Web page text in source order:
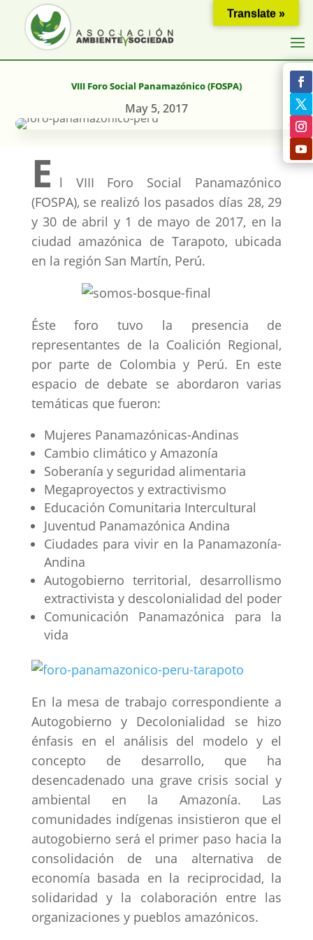
VIII Foro Social Panamazónico (FOSPA)
May 5, 2017
E l VIII Foro Social Panamazónico
(FOSPA), se realizó los pasados días 28, 29
y 30 de abril y 1 de mayo de 2017, en la
ciudad amazónica de Tarapoto, ubicada
en la región San Martín, Perú.
Éste foro tuvo la presencia de
representantes de la Coalición Regional,
por parte de Colombia y Perú. En este
espacio de debate se abordaron varias
temáticas que fueron:
Mujeres Panamazónicas-Andinas
Cambio climático y Amazonía
Soberanía y seguridad alimentaria
Megaproyectos y extractivismo
Educación Comunitaria Intercultural
Juventud Panamazónica Andina
Ciudades para vivir en la Panamazonía-
Andina
Autogobierno territorial, desarrollismo
extractivista y descolonialidad del poder
Comunicación Panamazónica para la
vida
En la mesa de trabajo correspondiente a
Autogobierno y Decolonialidad se hizo
énfasis en el análisis del modelo y el
concepto de desarrollo, que ha
desencadenado una grave crisis social y
ambiental en la Amazonía. Las
comunidades indígenas insistieron que el
autogobierno será el primer paso hacia la
consolidación de una alternativa de
economía basada en la reciprocidad, la
solidaridad y la colaboración entre las
organizaciones y pueblos amazónicos.
Translate »